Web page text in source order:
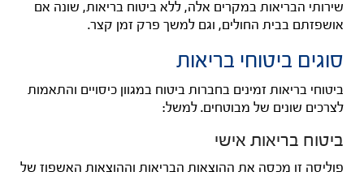
שירותי הבריאות במקרים אלה, ללא ביטוח בריאות, שונה אם
אושפזתם בבית החולים, וגם למשך פרק זמן קצר.
סוגים ביטוחי בריאות
ביטוחי בריאות זמינים בחברות ביטוח במגוון כיסויים והתאמות
לצרכים שונים של מבוטחים. למשל:
ביטוח בריאות אישי
פוליסה זו מכסה את ההוצאות הבריאות וההוצאות האשפוז של